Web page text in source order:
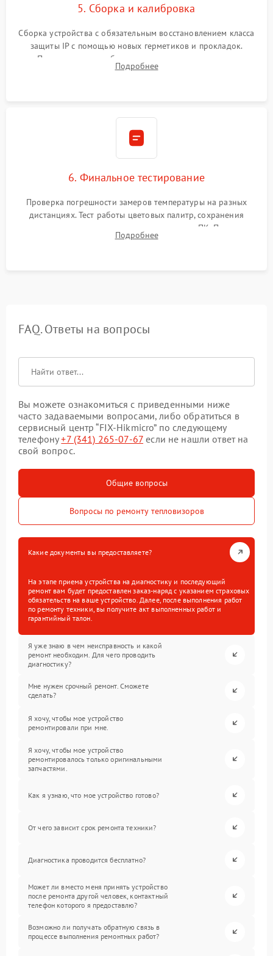
5. Сборка и калибровка
Сборка устройства с обязательным восстановлением класса
защиты IP с помощью новых герметиков и прокладок.
Программная калибровка матрицы по эталонному
абсолютно черному телу для точного измерения температур.
Подробнее
6. Финальное тестирование
Проверка погрешности замеров температуры на разных
дистанциях. Тест работы цветовых палитр, сохранения
термограмм в память и передачи данных на ПК. Проверка
автономности работы и итоговый контроль качества.
Подробнее
FAQ. Ответы на вопросы
Вы можете ознакомиться с приведенными ниже
часто задаваемыми вопросами, либо обратиться в
сервисный центр “FIX-Hikmicro” по следующему
телефону+7 (341) 265-07-67 если не нашли ответ на
свой вопрос.
Общие вопросы
Вопросы по ремонту тепловизоров
Какие документы вы предоставляете?
На этапе приема устройства на диагностику и последующий
ремонт вам будет предоставлен заказ-наряд с указанием страховых
обязательств на ваше устройство. Далее, после выполнения работ
по ремонту техники, вы получите акт выполненных работ и
гарантийный талон.
Я уже знаю в чем неисправность и какой
ремонт необходим. Для чего проводить
диагностику?
Мне нужен срочный ремонт. Сможете
сделать?
Я хочу, чтобы мое устройство
ремонтировали при мне.
Я хочу, чтобы мое устройство
ремонтировалось только оригинальными
запчастями.
Как я узнаю, что мое устройство готово?
От чего зависит срок ремонта техники?
Диагностика проводится бесплатно?
Может ли вместо меня принять устройство
после ремонта другой человек, контактный
телефон которого я предоставлю?
Возможно ли получать обратную связь в
процессе выполнения ремонтных работ?